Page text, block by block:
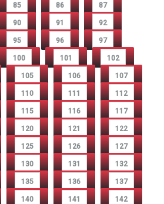
85 86 87
90 91 92
95 96 97
100 101 102
105 106 107
110 111 112
115 116 117
120 121 122
125 126 127
130 131 132
135 136 137
140 141 142